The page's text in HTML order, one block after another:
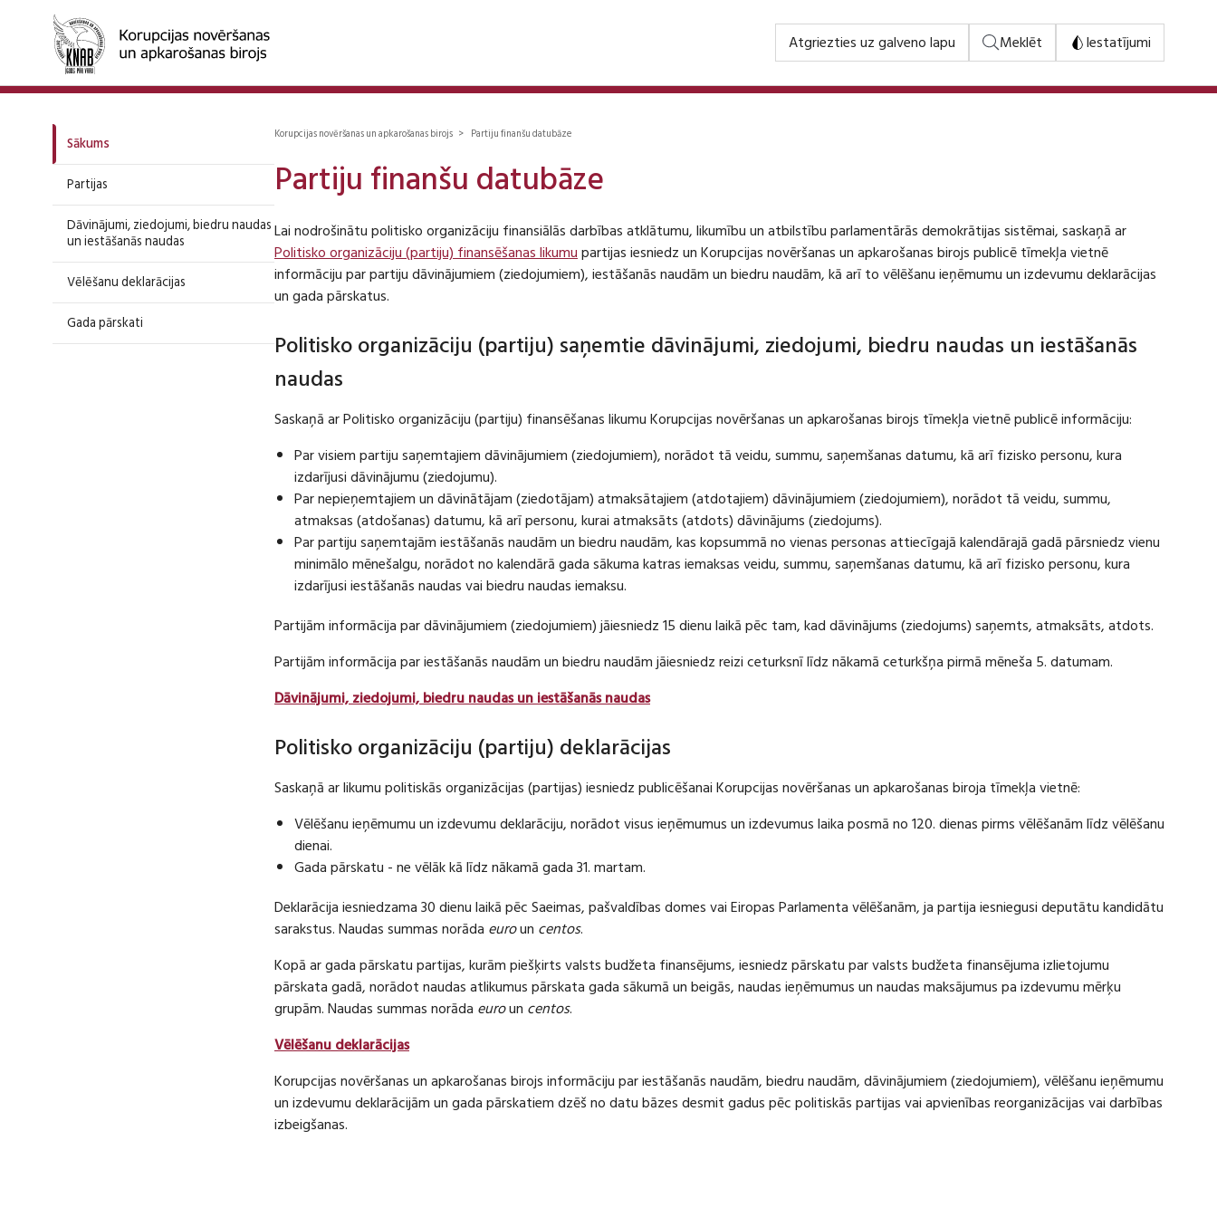
Atgriezties uz galveno lapu Meklēt Iestatījumi
Sākums
Partijas
Dāvinājumi, ziedojumi, biedru naudas
un iestāšanās naudas
Vēlēšanu deklarācijas
Gada pārskati
Korupcijas novēršanas un apkarošanas birojs > Partiju finanšu datubāze
Partiju finanšu datubāze
Lai nodrošinātu politisko organizāciju finansiālās darbības atklātumu, likumību un atbilstību parlamentārās demokrātijas sistēmai, saskaņā ar
Politisko organizāciju (partiju) finansēšanas likumupartijas iesniedz un Korupcijas novēršanas un apkarošanas birojs publicē tīmekļa vietnē
informāciju par partiju dāvinājumiem (ziedojumiem), iestāšanās naudām un biedru naudām, kā arī to vēlēšanu ieņēmumu un izdevumu deklarācijas
un gada pārskatus.
Politisko organizāciju (partiju) saņemtie dāvinājumi, ziedojumi, biedru naudas un iestāšanās
naudas
Saskaņā ar Politisko organizāciju (partiju) finansēšanas likumu Korupcijas novēršanas un apkarošanas birojs tīmekļa vietnē publicē informāciju:
Par visiem partiju saņemtajiem dāvinājumiem (ziedojumiem), norādot tā veidu, summu, saņemšanas datumu, kā arī fizisko personu, kura
izdarījusi dāvinājumu (ziedojumu).
Par nepieņemtajiem un dāvinātājam (ziedotājam) atmaksātajiem (atdotajiem) dāvinājumiem (ziedojumiem), norādot tā veidu, summu,
atmaksas (atdošanas) datumu, kā arī personu, kurai atmaksāts (atdots) dāvinājums (ziedojums).
Par partiju saņemtajām iestāšanās naudām un biedru naudām, kas kopsummā no vienas personas attiecīgajā kalendārajā gadā pārsniedz vienu
minimālo mēnešalgu, norādot no kalendārā gada sākuma katras iemaksas veidu, summu, saņemšanas datumu, kā arī fizisko personu, kura
izdarījusi iestāšanās naudas vai biedru naudas iemaksu.
Partijām informācija par dāvinājumiem (ziedojumiem) jāiesniedz 15 dienu laikā pēc tam, kad dāvinājums (ziedojums) saņemts, atmaksāts, atdots.
Partijām informācija par iestāšanās naudām un biedru naudām jāiesniedz reizi ceturksnī līdz nākamā ceturkšņa pirmā mēneša 5. datumam.
Dāvinājumi, ziedojumi, biedru naudas un iestāšanās naudas
Politisko organizāciju (partiju) deklarācijas
Saskaņā ar likumu politiskās organizācijas (partijas) iesniedz publicēšanai Korupcijas novēršanas un apkarošanas biroja tīmekļa vietnē:
Vēlēšanu ieņēmumu un izdevumu deklarāciju, norādot visus ieņēmumus un izdevumus laika posmā no 120. dienas pirms vēlēšanām līdz vēlēšanu
dienai.
Gada pārskatu - ne vēlāk kā līdz nākamā gada 31. martam.
Deklarācija iesniedzama 30 dienu laikā pēc Saeimas, pašvaldības domes vai Eiropas Parlamenta vēlēšanām, ja partija iesniegusi deputātu kandidātu
sarakstus. Naudas summas norāda euroun centos.
Kopā ar gada pārskatu partijas, kurām piešķirts valsts budžeta finansējums, iesniedz pārskatu par valsts budžeta finansējuma izlietojumu
pārskata gadā, norādot naudas atlikumus pārskata gada sākumā un beigās, naudas ieņēmumus un naudas maksājumus pa izdevumu mērķu
grupām. Naudas summas norāda euroun centos.
Vēlēšanu deklarācijas
Korupcijas novēršanas un apkarošanas birojs informāciju par iestāšanās naudām, biedru naudām, dāvinājumiem (ziedojumiem), vēlēšanu ieņēmumu
un izdevumu deklarācijām un gada pārskatiem dzēš no datu bāzes desmit gadus pēc politiskās partijas vai apvienības reorganizācijas vai darbības
izbeigšanas.